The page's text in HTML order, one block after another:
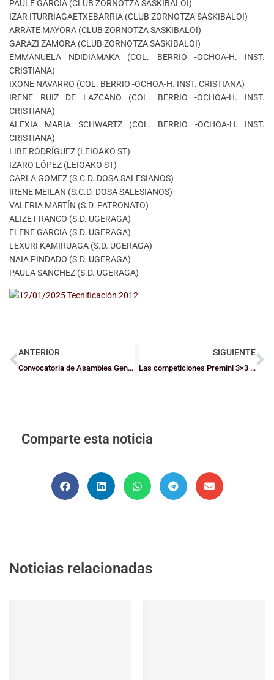
PAULE GARCIA (CLUB ZORNOTZA SASKIBALOI)
IZAR ITURRIAGAETXEBARRIA (CLUB ZORNOTZA SASKIBALOI)
ARRATE MAYORA (CLUB ZORNOTZA SASKIBALOI)
GARAZI ZAMORA (CLUB ZORNOTZA SASKIBALOI)
EMMANUELA NDIDIAMAKA (COL. BERRIO -OCHOA-H. INST.
CRISTIANA)
IXONE NAVARRO (COL. BERRIO -OCHOA-H. INST. CRISTIANA)
IRENE RUIZ DE LAZCANO (COL. BERRIO -OCHOA-H. INST.
CRISTIANA)
ALEXIA MARIA SCHWARTZ (COL. BERRIO -OCHOA-H. INST.
CRISTIANA)
LIBE RODRÍGUEZ (LEIOAKO ST)
IZARO LÓPEZ (LEIOAKO ST)
CARLA GOMEZ (S.C.D. DOSA SALESIANOS)
IRENE MEILAN (S.C.D. DOSA SALESIANOS)
VALERIA MARTÍN (S.D. PATRONATO)
ALIZE FRANCO (S.D. UGERAGA)
ELENE GARCIA (S.D. UGERAGA)
LEXURI KAMIRUAGA (S.D. UGERAGA)
NAIA PINDADO (S.D. UGERAGA)
PAULA SANCHEZ (S.D. UGERAGA)
ANTERIOR
Convocatoria de Asamblea General Ordinaria y Extraordinaria para el 28 de enero
SIGUIENTE
Las competiciones Premini 3×3 5×5 empiezan la fase de 5×5 la jornada del 8 de febrero
Comparte esta noticia
Noticias relacionadas